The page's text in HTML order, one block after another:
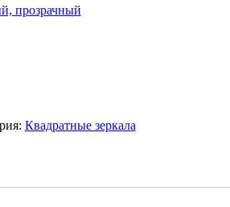
прозрачный
Квадратные зеркала